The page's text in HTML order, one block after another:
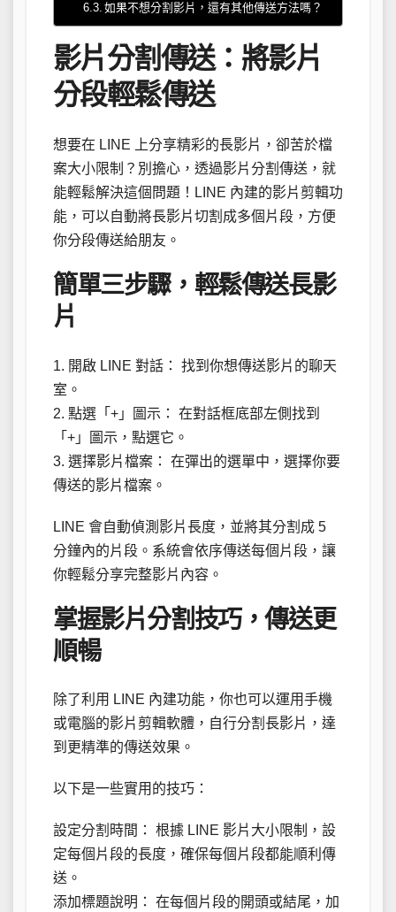
如果不想分割影片，還有其他傳送方法嗎？
影片分割傳送：將影片
分段輕鬆傳送
想要在 LINE 上分享精彩的長影片，卻苦於檔
案大小限制？別擔心，透過影片分割傳送，就
能輕鬆解決這個問題！LINE 內建的影片剪輯功
能，可以自動將長影片切割成多個片段，方便
你分段傳送給朋友。
簡單三步驟，輕鬆傳送長影
片
1. 開啟 LINE 對話： 找到你想傳送影片的聊天
室。
2. 點選「+」圖示： 在對話框底部左側找到
「+」圖示，點選它。
3. 選擇影片檔案： 在彈出的選單中，選擇你要
傳送的影片檔案。
LINE 會自動偵測影片長度，並將其分割成 5
分鐘內的片段。系統會依序傳送每個片段，讓
你輕鬆分享完整影片內容。
掌握影片分割技巧，傳送更
順暢
除了利用 LINE 內建功能，你也可以運用手機
或電腦的影片剪輯軟體，自行分割長影片，達
到更精準的傳送效果。
以下是一些實用的技巧：
設定分割時間： 根據 LINE 影片大小限制，設
定每個片段的長度，確保每個片段都能順利傳
送。
添加標題說明： 在每個片段的開頭或結尾，加